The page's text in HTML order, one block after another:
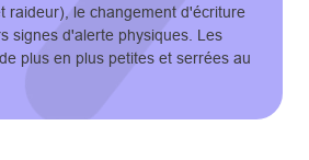
raideur), le changement d'écriture
signes d'alerte physiques. Les
plus en plus petites et serrées au